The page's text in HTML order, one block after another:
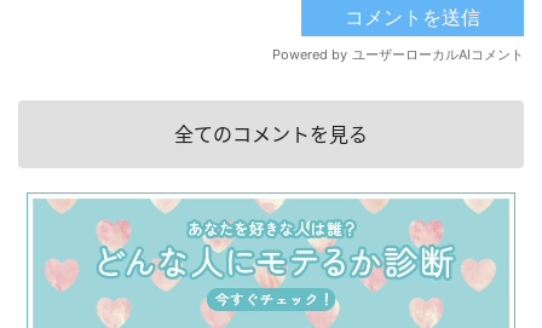
全てのコメントを見る